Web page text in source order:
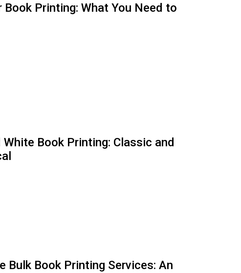
Printing: What You Need to
White Book Printing: Classic and
Bulk Book Printing Services: An